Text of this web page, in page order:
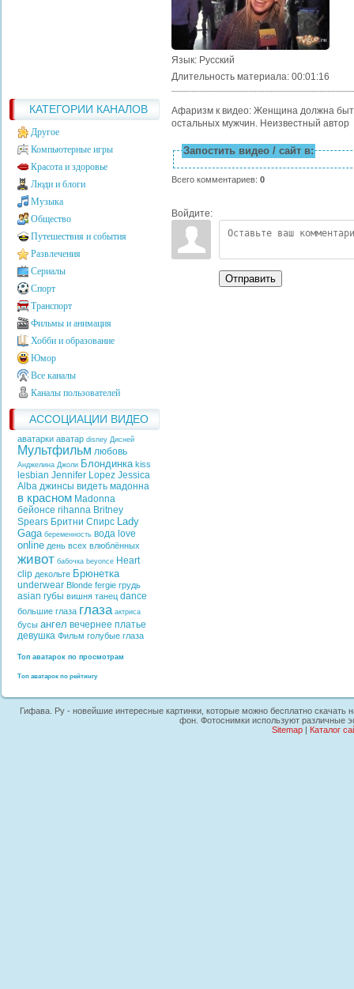
КАТЕГОРИИ КАНАЛОВ
Другое
Компьютерные игры
Красота и здоровье
Люди и блоги
Музыка
Общество
Путешествия и события
Развлечения
Сериалы
Спорт
Транспорт
Фильмы и анимация
Хобби и образование
Юмор
Все каналы
Каналы пользователей
АССОЦИАЦИИ ВИДЕО
аватарки аватар disney Дисней
Мультфильм любовь
Анджелина Джоли Блондинка kiss
lesbian Jennifer Lopez Jessica
Alba джинсы видеть мадонна
в красном Madonna
бейонсе rihanna Britney
Spears Бритни Спирс Lady
Gaga беременность вода love
online день всех влюблённых
живот бабочка beyonce Heart
clip декольте Брюнетка
underwear Blonde fergie грудь
asian губы вишня танец dance
большие глаза глаза актриса
бусы ангел вечернее платье
девушка Фильм голубые глаза
Топ аватарок по просмотрам
Топ аватарок по рейтингу
Язык: Русский
Длительность материала: 00:01:16
Афаризм к видео: Женщина должна
остальных мужчин. Неизвестный автор
Запостить видео / сайт в:
Всего комментариев: 0
Войдите:
Отправить
Гифава. Ру - новейшие интересные картинки, которые можно бесплатно
фон. Фотоснимки используют различные
Sitemap| Каталог